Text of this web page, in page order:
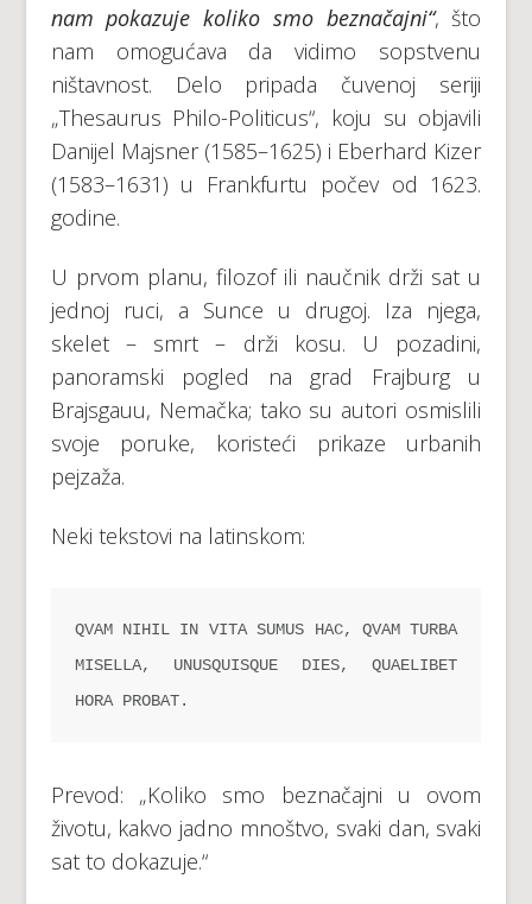
nam pokazuje koliko smo beznačajni“, što
nam omogućava da vidimo sopstvenu
ništavnost. Delo pripada čuvenoj seriji
„Thesaurus Philo-Politicus“, koju su objavili
Danijel Majsner (1585–1625) i Eberhard Kizer
(1583–1631) u Frankfurtu počev od 1623.
godine.
U prvom planu, filozof ili naučnik drži sat u
jednoj ruci, a Sunce u drugoj. Iza njega,
skelet – smrt – drži kosu. U pozadini,
panoramski pogled na grad Frajburg u
Brajsgauu, Nemačka; tako su autori osmislili
svoje poruke, koristeći prikaze urbanih
pejzaža.
Neki tekstovi na latinskom:
QVAM NIHIL IN VITA SUMUS HAC, QVAM TURBA
MISELLA, UNUSQUISQUE DIES, QUAELIBET
HORA PROBAT.
Prevod: „Koliko smo beznačajni u ovom
životu, kakvo jadno mnoštvo, svaki dan, svaki
sat to dokazuje.“